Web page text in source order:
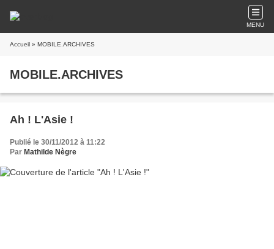
MENU
Accueil » MOBILE.ARCHIVES
MOBILE.ARCHIVES
Ah ! L'Asie !
Publié le 30/11/2012 à 11:22
Par Mathilde Nègre